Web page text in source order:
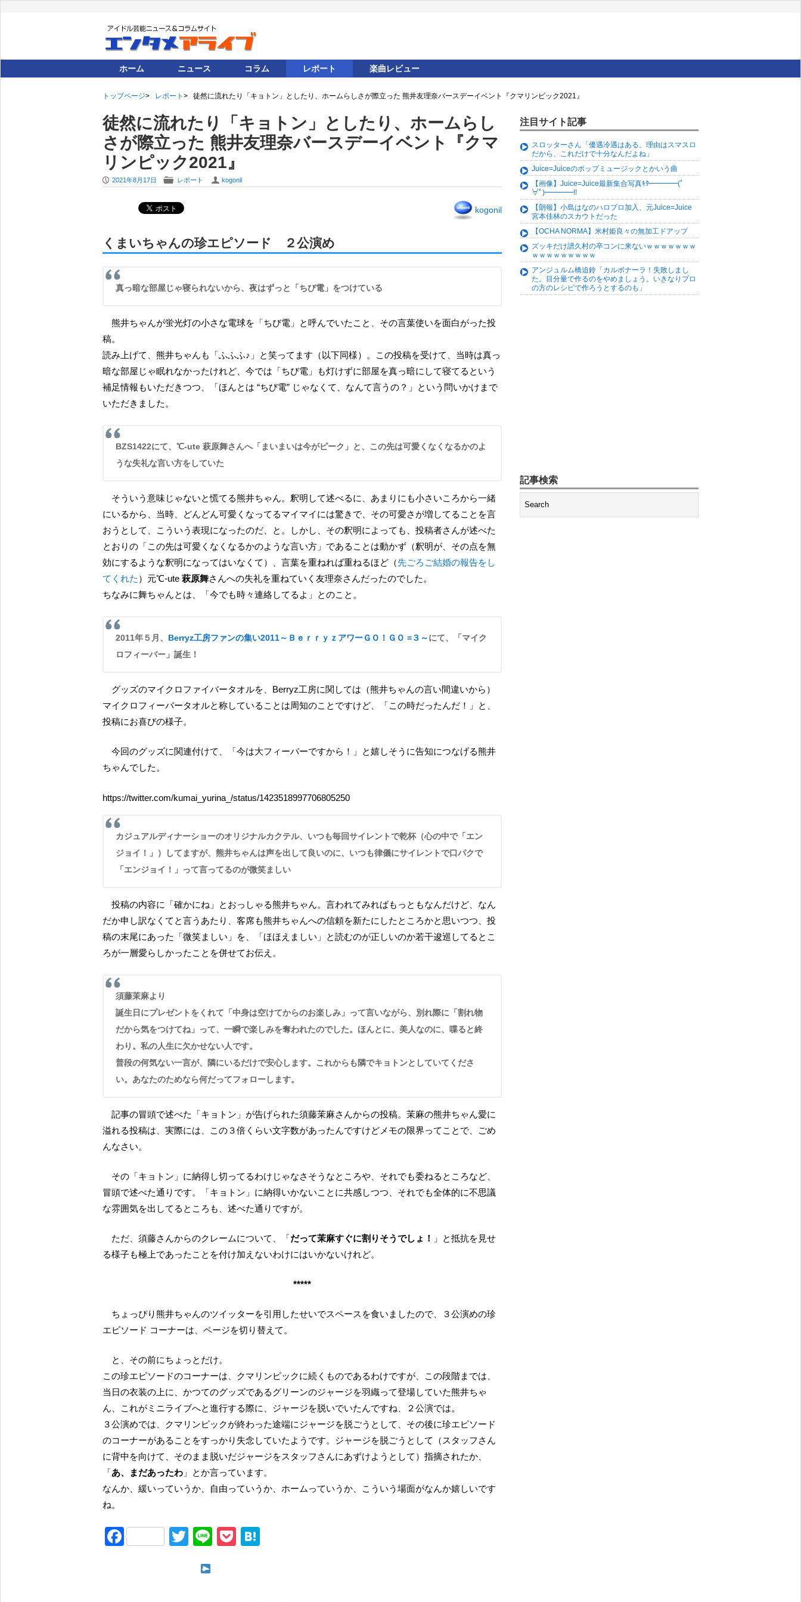
ホーム ニュース コラム レポート 楽曲レビュー
トップページ レポート 徒然に流れたり「キョトン」としたり、ホームらしさが際立った 熊井友理奈バースデーイベント『クマリンピック2021』
徒然に流れたり「キョトン」としたり、ホームらし
さが際立った 熊井友理奈バースデーイベント『クマ
リンピック2021』
P 2021年8月17日 F レポート U kogonil
kogonil
くまいちゃんの珍エピソード ２公演め
真っ暗な部屋じゃ寝られないから、夜はずっと「ちび電」をつけている
熊井ちゃんが蛍光灯の小さな電球を「ちび電」と呼んでいたこと、その言葉使いを面白がった投
稿。
読み上げて、熊井ちゃんも「ふふふ♪」と笑ってます（以下同様）。この投稿を受けて、当時は真っ
暗な部屋じゃ眠れなかったけれど、今では「ちび電」も灯けずに部屋を真っ暗にして寝てるという
補足情報もいただきつつ、「ほんとは “ちび電” じゃなくて、なんて言うの？」という問いかけまで
いただきました。
BZS1422にて、℃-ute 萩原舞さんへ「まいまいは今がピーク」と、この先は可愛くなくなるかのよ
うな失礼な言い方をしていた
そういう意味じゃないと慌てる熊井ちゃん。釈明して述べるに、あまりにも小さいころから一緒
にいるから、当時、どんどん可愛くなってるマイマイには驚きで、その可愛さが増してることを言
おうとして、こういう表現になったのだ、と。しかし、その釈明によっても、投稿者さんが述べた
とおりの「この先は可愛くなくなるかのような言い方」であることは動かず（釈明が、その点を無
効にするような釈明になってはいなくて）、言葉を重ねれば重ねるほど（先ごろご結婚の報告をし
てくれた ）元℃-ute 萩原舞さんへの失礼を重ねていく友理奈さんだったのでした。
ちなみに舞ちゃんとは、「今でも時々連絡してるよ」とのこと。
2011年５月、 Berryz工房ファンの集い2011～ＢｅｒｒｙｚアワーＧＯ！ＧＯ =３～にて、「マイク
ロフィーバー」誕生！
グッズのマイクロファイバータオルを、Berryz工房に関しては（熊井ちゃんの言い間違いから）
マイクロフィーバータオルと称していることは周知のことですけど、「この時だったんだ！」と、
投稿にお喜びの様子。
今回のグッズに関連付けて、「今は大フィーバーですから！」と嬉しそうに告知につなげる熊井
ちゃんでした。
https://twitter.com/kumai_yurina_/status/1423518997706805250
カジュアルディナーショーのオリジナルカクテル、いつも毎回サイレントで乾杯（心の中で「エン
ジョイ！」）してますが、熊井ちゃんは声を出して良いのに、いつも律儀にサイレントで口パクで
「エンジョイ！」って言ってるのが微笑ましい
投稿の内容に「確かにね」とおっしゃる熊井ちゃん。言われてみればもっともなんだけど、なん
だか申し訳なくてと言うあたり、客席も熊井ちゃんへの信頼を新たにしたところかと思いつつ、投
稿の末尾にあった「微笑ましい」を、「ほほえましい」と読むのが正しいのか若干逡巡してるとこ
ろが一層愛らしかったことを併せてお伝え。
須藤茉麻より
誕生日にプレゼントをくれて「中身は空けてからのお楽しみ」って言いながら、別れ際に「割れ物
だから気をつけてね」って、一瞬で楽しみを奪われたのでした。ほんとに、美人なのに、喋ると終
わり。私の人生に欠かせない人です。
普段の何気ない一言が、隣にいるだけで安心します。これからも隣でキョトンとしていてくださ
い。あなたのためなら何だってフォローします。
記事の冒頭で述べた「キョトン」が告げられた須藤茉麻さんからの投稿。茉麻の熊井ちゃん愛に
溢れる投稿は、実際には、この３倍くらい文字数があったんですけどメモの限界ってことで、ごめ
んなさい。
その「キョトン」に納得し切ってるわけじゃなさそうなところや、それでも委ねるところなど、
冒頭で述べた通りです。「キョトン」に納得いかないことに共感しつつ、それでも全体的に不思議
な雰囲気を出してるところも、述べた通りですが。
ただ、須藤さんからのクレームについて、「だって茉麻すぐに割りそうでしょ！
」と抵抗を見せ
る様子も極上であったことを付け加えないわけにはいかないけれど。
*****
ちょっぴり熊井ちゃんのツイッターを引用したせいでスペースを食いましたので、３公演めの珍
エピソード コーナーは、ページを切り替えて。
と、その前にちょっとだけ。
この珍エピソードのコーナーは、クマリンピックに続くものであるわけですが、この段階までは、
当日の衣装の上に、かつてのグッズであるグリーンのジャージを羽織って登場していた熊井ちゃ
ん、これがミニライブへと進行する際に、ジャージを脱いでいたんですね、２公演では。
３公演めでは、クマリンピックが終わった途端にジャージを脱ごうとして、その後に珍エピソード
のコーナーがあることをすっかり失念していたようです。ジャージを脱ごうとして（スタッフさん
に背中を向けて、そのまま脱いだジャージをスタッフさんにあずけようとして）指摘されたか、
「 あ、まだあったわ 」とか言っています。
なんか、緩いっていうか、自由っていうか、ホームっていうか、こういう場面がなんか嬉しいです
ね。
F
T
Li
P
注目サイト記事
スロッターさん「優遇冷遇はある。理由はスマスロ
だから、これだけで十分なんだよね」
Juice=Juiceのポップミュージックとかいう曲
【画像】Juice=Juice最新集合写真ｷﾀ━━━━(ﾟ
∀ﾟ)━━━━!!
【朗報】小島はなのハロプロ加入、元Juice=Juice
宮本佳林のスカウトだった
【OCHA NORMA】米村姫良々の無加工ドアップ
ズッキだけ譜久村の卒コンに来ないｗｗｗｗｗｗｗ
ｗｗｗｗｗｗｗｗｗ
アンジュルム橋迫鈴「カルボナーラ！失敗しまし
た。目分量で作るのをやめましょう。いきなりプロ
の方のレシピで作ろうとするのも」
記事検索